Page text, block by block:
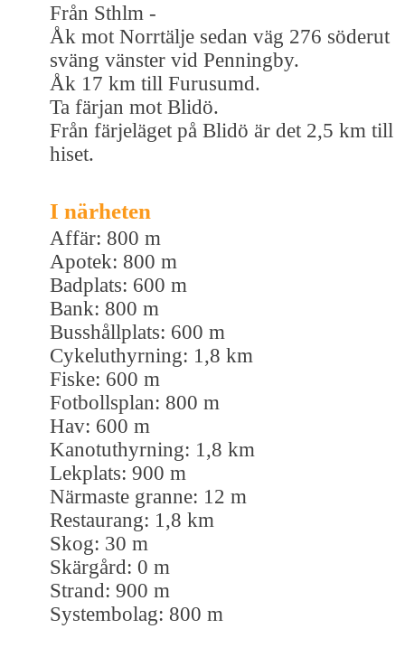
Från Sthlm -
Åk mot Norrtälje sedan väg 276 söderut
sväng vänster vid Penningby.
Åk 17 km till Furusumd.
Ta färjan mot Blidö.
Från färjeläget på Blidö är det 2,5 km till
hiset.
I närheten
Affär: 800 m
Apotek: 800 m
Badplats: 600 m
Bank: 800 m
Busshållplats: 600 m
Cykeluthyrning: 1,8 km
Fiske: 600 m
Fotbollsplan: 800 m
Hav: 600 m
Kanotuthyrning: 1,8 km
Lekplats: 900 m
Närmaste granne: 12 m
Restaurang: 1,8 km
Skog: 30 m
Skärgård: 0 m
Strand: 900 m
Systembolag: 800 m